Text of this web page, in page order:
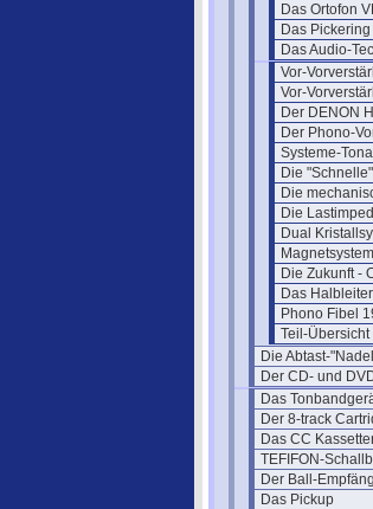
Das Ortofon
Das
Das Audio-
Vor-
Vor-
Der DENON
Der Phono-
Systeme-
Die
Die
Die
Dual
Die Zukunft -
Das
Phono Fibel
Teil-Übersicht
Die Abtast-
Der CD- und
Das
Der 8-track
Das CC
TEFIFON-
Der Ball-
Das Pickup